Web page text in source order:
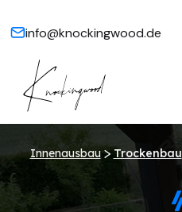
info@knockingwood.de
Innenausbau Trockenbau